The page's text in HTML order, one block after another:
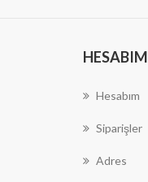
HESABIM
Hesabım
Siparişler
Adres